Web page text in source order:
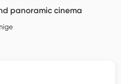
panoramic cinema